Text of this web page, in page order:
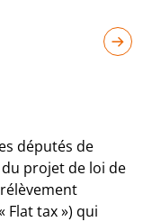
députés de
du projet de loi de
Flat tax ») qui